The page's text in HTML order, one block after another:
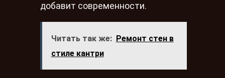
добавит современности.
Читать так же: Ремонт стен в
стиле кантри